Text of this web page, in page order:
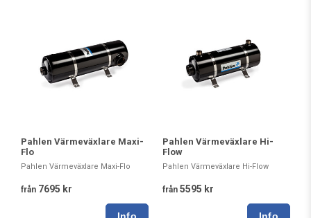
Pahlen Värmeväxlare Maxi-
Flo
Pahlen Värmeväxlare Maxi-Flo
från 7695 kr
Pahlen Värmeväxlare Hi-
Flow
Pahlen Värmeväxlare Hi-Flow
från 5595 kr